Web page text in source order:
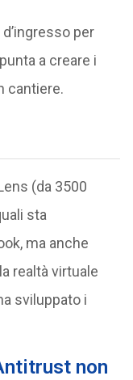
per
a creare i
cantiere.
(da 3500
sta
ma anche
realtà virtuale
sviluppato i
non